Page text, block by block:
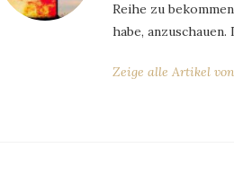
Reihe zu
habe,
Zeige alle Artikel